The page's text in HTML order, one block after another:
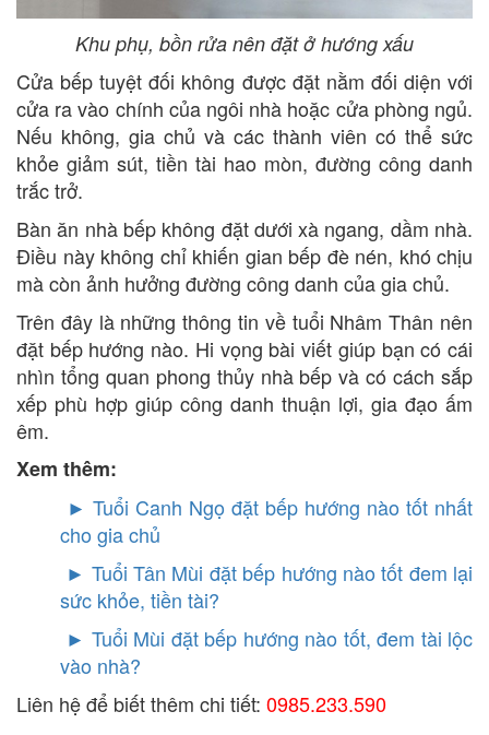
Khu phụ, bồn rửa nên đặt ở hướng xấu
Cửa bếp tuyệt đối không được đặt nằm đối diện với
cửa ra vào chính của ngôi nhà hoặc cửa phòng ngủ.
Nếu không, gia chủ và các thành viên có thể sức
khỏe giảm sút, tiền tài hao mòn, đường công danh
trắc trở.
Bàn ăn nhà bếp không đặt dưới xà ngang, dầm nhà.
Điều này không chỉ khiến gian bếp đè nén, khó chịu
mà còn ảnh hưởng đường công danh của gia chủ.
Trên đây là những thông tin về tuổi Nhâm Thân nên
đặt bếp hướng nào. Hi vọng bài viết giúp bạn có cái
nhìn tổng quan phong thủy nhà bếp và có cách sắp
xếp phù hợp giúp công danh thuận lợi, gia đạo ấm
êm.
Xem thêm:
► Tuổi Canh Ngọ đặt bếp hướng nào tốt nhất
cho gia chủ
► Tuổi Tân Mùi đặt bếp hướng nào tốt đem lại
sức khỏe, tiền tài?
► Tuổi Mùi đặt bếp hướng nào tốt, đem tài lộc
vào nhà?
Liên hệ để biết thêm chi tiết: 0985.233.590